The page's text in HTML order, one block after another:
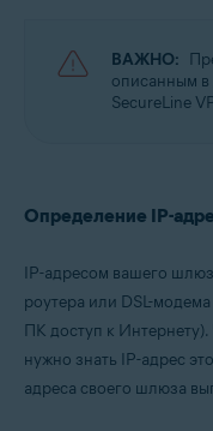
Apple macOS 10.14.x
Apple macOS 10.13.x
Apple macOS 10.12.x
ВАЖНО:
описанным в
SecureLine
Определение IP-
IP-адресом вашего
роутера или DSL-
ПК доступ к
нужно знать IP-адрес
адреса своего шлюза